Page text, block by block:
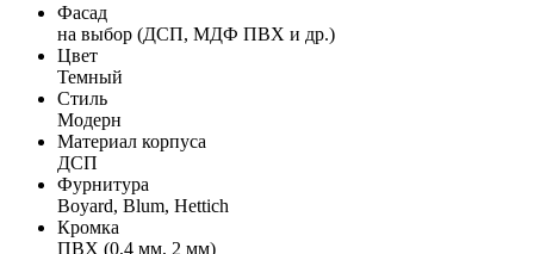
Фасад
на выбор (ДСП, МДФ ПВХ и др.)
Цвет
Темный
Стиль
Модерн
Материал корпуса
ДСП
Фурнитура
Boyard, Blum, Hettich
Кромка
ПВХ (0,4 мм, 2 мм)